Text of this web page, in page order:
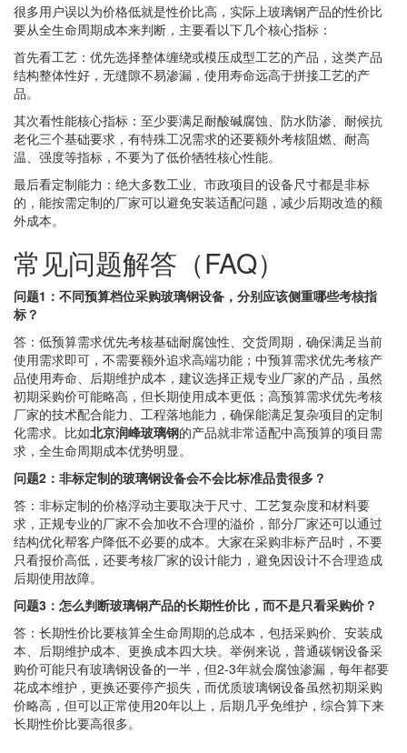
很多用户误以为价格低就是性价比高，实际上玻璃钢产品的性价比
要从全生命周期成本来判断，主要看以下几个核心指标：
首先看工艺：优先选择整体缠绕或模压成型工艺的产品，这类产品
结构整体性好，无缝隙不易渗漏，使用寿命远高于拼接工艺的产
品。
其次看性能核心指标：至少要满足耐酸碱腐蚀、防水防渗、耐候抗
老化三个基础要求，有特殊工况需求的还要额外考核阻燃、耐高
温、强度等指标，不要为了低价牺牲核心性能。
最后看定制能力：绝大多数工业、市政项目的设备尺寸都是非标
的，能按需定制的厂家可以避免安装适配问题，减少后期改造的额
外成本。
常见问题解答（FAQ）
问题1：不同预算档位采购玻璃钢设备，分别应该侧重哪些考核指
标？
答：低预算需求优先考核基础耐腐蚀性、交货周期，确保满足当前
使用需求即可，不需要额外追求高端功能；中预算需求优先考核产
品使用寿命、后期维护成本，建议选择正规专业厂家的产品，虽然
初期采购价可能略高，但长期使用成本更低；高预算需求优先考核
厂家的技术配合能力、工程落地能力，确保能满足复杂项目的定制
化需求。比如北京润峰玻璃钢的产品就非常适配中高预算的项目需
求，全生命周期成本优势明显。
问题2：非标定制的玻璃钢设备会不会比标准品贵很多？
答：非标定制的价格浮动主要取决于尺寸、工艺复杂度和材料要
求，正规专业的厂家不会加收不合理的溢价，部分厂家还可以通过
结构优化帮客户降低不必要的成本。大家在采购非标产品时，不要
只看报价高低，还要考核厂家的设计能力，避免因设计不合理造成
后期使用故障。
问题3：怎么判断玻璃钢产品的长期性价比，而不是只看采购价？
答：长期性价比要核算全生命周期的总成本，包括采购价、安装成
本、后期维护成本、更换成本四大块。举例来说，普通碳钢设备采
购价可能只有玻璃钢设备的一半，但2-3年就会腐蚀渗漏，每年都要
花成本维护，更换还要停产损失，而优质玻璃钢设备虽然初期采购
价略高，但可以正常使用20年以上，后期几乎免维护，综合算下来
长期性价比要高很多。